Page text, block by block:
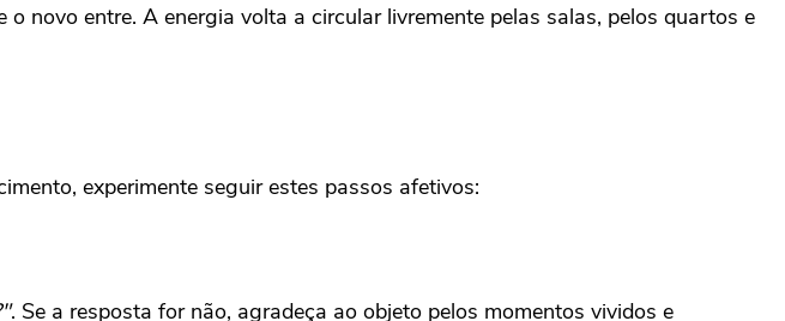
novo entre. A energia volta a circular livremente pelas salas, pelos quartos e
experimente seguir estes passos afetivos:
. Se a resposta for não, agradeça ao objeto pelos momentos vividos e